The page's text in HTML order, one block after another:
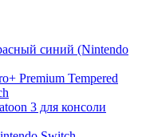
синий (Nintendo
Premium Tempered
3 для консоли